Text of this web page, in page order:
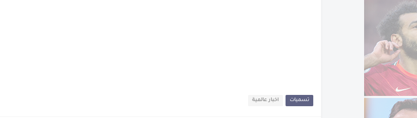
تسميات اخبار عالمية